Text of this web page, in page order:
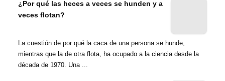
¿Por qué las heces a veces se hunden y a
veces flotan?
La cuestión de por qué la caca de una persona se hunde,
mientras que la de otra flota, ha ocupado a la ciencia desde la
década de 1970. Una ...